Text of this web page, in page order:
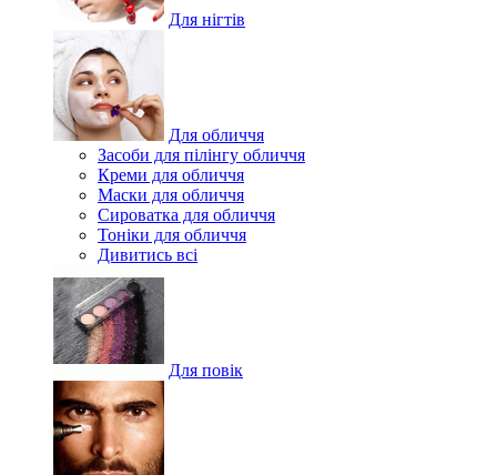
Для нігтів
Для обличчя
Засоби для пілінгу обличчя
Креми для обличчя
Маски для обличчя
Сироватка для обличчя
Тоніки для обличчя
Дивитись всі
Для повік